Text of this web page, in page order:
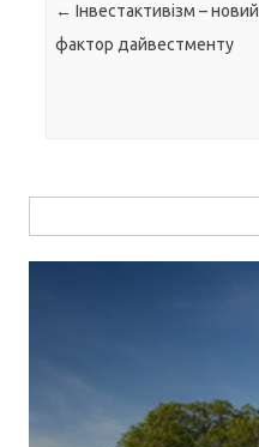
Навігація по запису
← Інвестактивізм – новий
фактор дайвестменту